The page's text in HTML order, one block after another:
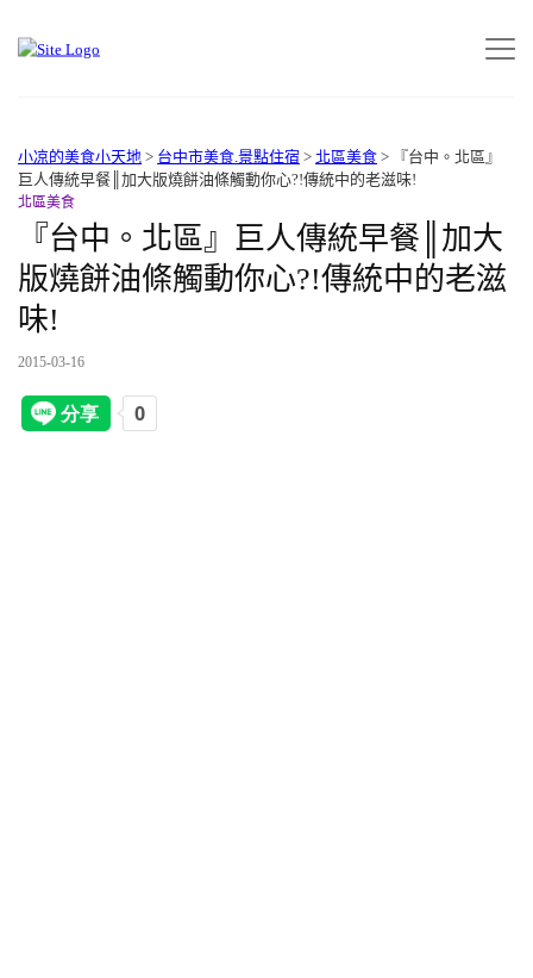
小凉的美食小天地 > 台中市美食.景點住宿 > 北區美食 >
『台中。北區』
巨人傳統早餐║加大版燒餅油條觸動你心?!傳統中的老滋味!
北區美食
『台中。北區』巨人傳統早餐║加大
版燒餅油條觸動你心?!傳統中的老滋
味!
2015-03-16